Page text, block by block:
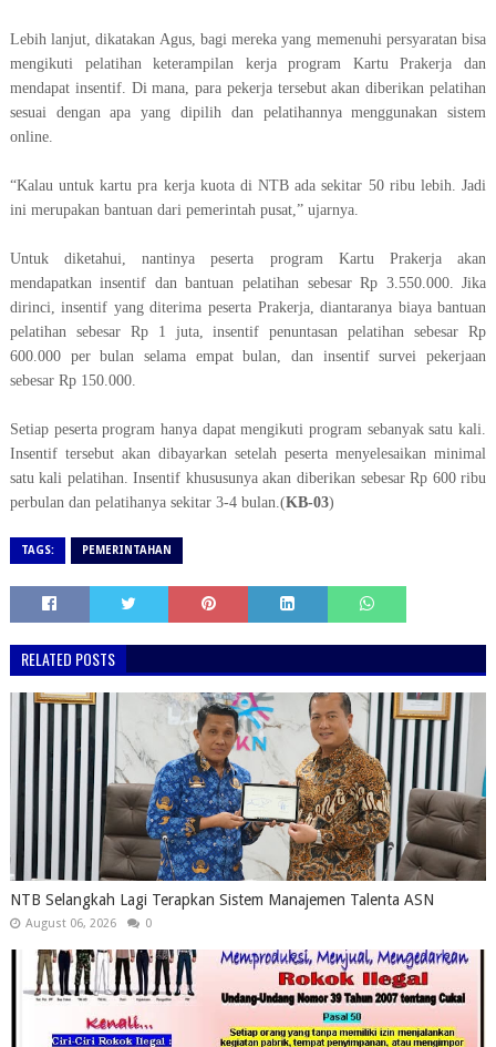
Lebih lanjut, dikatakan Agus, bagi mereka yang memenuhi persyaratan bisa
mengikuti pelatihan keterampilan kerja program Kartu Prakerja dan
mendapat insentif. Di mana, para pekerja tersebut akan diberikan pelatihan
sesuai dengan apa yang dipilih dan pelatihannya menggunakan sistem
online.
“Kalau untuk kartu pra kerja kuota di NTB ada sekitar 50 ribu lebih. Jadi
ini merupakan bantuan dari pemerintah pusat,” ujarnya.
Untuk diketahui, nantinya peserta program Kartu Prakerja akan
mendapatkan insentif dan bantuan pelatihan sebesar Rp 3.550.000. Jika
dirinci, insentif yang diterima peserta Prakerja, diantaranya biaya bantuan
pelatihan sebesar Rp 1 juta, insentif penuntasan pelatihan sebesar Rp
600.000 per bulan selama empat bulan, dan insentif survei pekerjaan
sebesar Rp 150.000.
Setiap peserta program hanya dapat mengikuti program sebanyak satu kali.
Insentif tersebut akan dibayarkan setelah peserta menyelesaikan minimal
satu kali pelatihan. Insentif khususunya akan diberikan sebesar Rp 600 ribu
perbulan dan pelatihanya sekitar 3-4 bulan.(KB-03)
TAGS: PEMERINTAHAN
RELATED POSTS
NTB Selangkah Lagi Terapkan Sistem Manajemen Talenta ASN
August 06, 2026 0